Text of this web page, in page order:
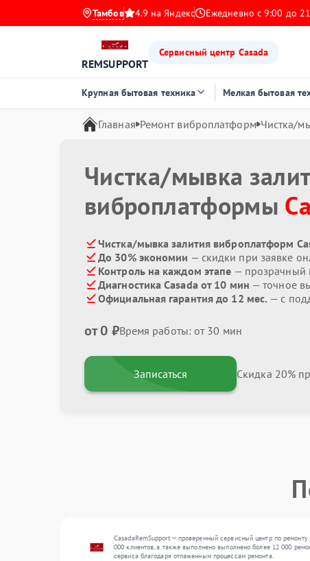
Тамбов 4.9 на Яндекс Ежедневно с 9:00 до
REMSUPPORT
Сервисный центр Casada
Крупная бытовая техника Мелкая бытовая
Главная Ремонт виброплатформ Чистка/
Чистка/мывка
виброплатформы
Чистка/мывка залития виброплатформ
До 30% экономии — скидки при заявке
Контроль на каждом этапе — прозрачный
Диагностика Casada от 10 мин — точное
Официальная гарантия до 12 мес. — с
от 0 ₽Время работы: от 30 мин
Записаться Скидка 20%
CasadaRemSupport — проверенный сервисный центр по
000 клиентов, а также выполнено выполнено более 12 000
сервиса благодаря отлаженным процессам ремонта.